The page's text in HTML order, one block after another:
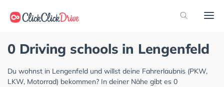
0 Driving schools in Lengenfeld
Du wohnst in Lengenfeld und willst deine Fahrerlaubnis (PKW,
LKW, Motorrad) bekommen? In deiner Nähe gibt es 0